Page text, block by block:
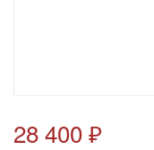
28 400 ₽